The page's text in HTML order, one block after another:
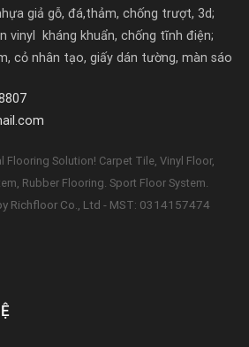
giả gỗ, đá,thảm, chống trượt, 3d;
vinyl kháng khuẩn, chống tĩnh điện;
cỏ nhân tạo, giấy dán tường, màn sáo
Flooring Solution! Carpet Tile, Vinyl Floor,
Rubber Flooring. Sport Floor System.
Richfloor Co., Ltd - MST: 0314157474